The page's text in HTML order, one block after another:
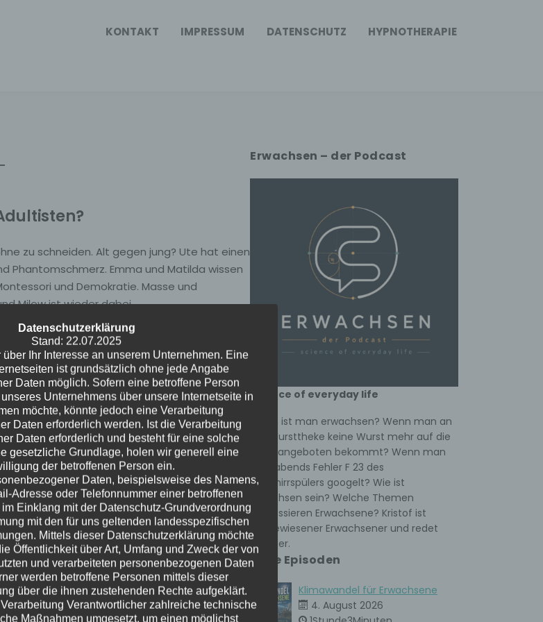
KONTAKT IMPRESSUM DATENSCHUTZ HYPNOTHERAPIE
zu schneiden. Alt gegen jung? Ute hat einen
Phantomschmerz. Emma und Matilda wissen
und Demokratie. Masse und
Milow ist wieder dabei.
Erwachsen – der Podcast
science of everyday life
Wann ist man erwachsen? Wenn man an
der Wursttheke keine Wurst mehr auf die
Hand angeboten bekommt? Wenn man
spät abends Fehler F 23 des
Geschirrspülers googelt? Wie ist
Erwachsen sein? Welche Themen
interessieren Erwachsene? Kristof ist
ausgewiesener Erwachsener und redet
darüber.
Neue Episoden
Klimawandel für Erwachsene
4. August 2026
Datenschutzerklärung
Stand: 22.07.2025
Ihr Interesse an unserem Unternehmen. Eine
ist grundsätzlich ohne jede Angabe
Daten möglich. Sofern eine betroffene Person
Unternehmens über unsere Internetseite in
möchte, könnte jedoch eine Verarbeitung
Daten erforderlich werden. Ist die Verarbeitung
Daten erforderlich und besteht für eine solche
gesetzliche Grundlage, holen wir generell eine
der betroffenen Person ein.
Daten, beispielsweise des Namens,
Adresse oder Telefonnummer einer betroffenen
Einklang mit der Datenschutz-Grundverordnung
mit den für uns geltenden landesspezifischen
Mittels dieser Datenschutzerklärung möchte
Öffentlichkeit über Art, Umfang und Zweck der von
und verarbeiteten personenbezogenen Daten
werden betroffene Personen mittels dieser
über die ihnen zustehenden Rechte aufgeklärt.
Verantwortlicher zahlreiche technische
Maßnahmen umgesetzt, um einen möglichst